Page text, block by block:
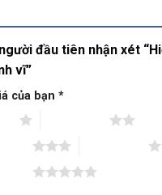
đầu tiên nhận xét
vĩ”
của bạn *